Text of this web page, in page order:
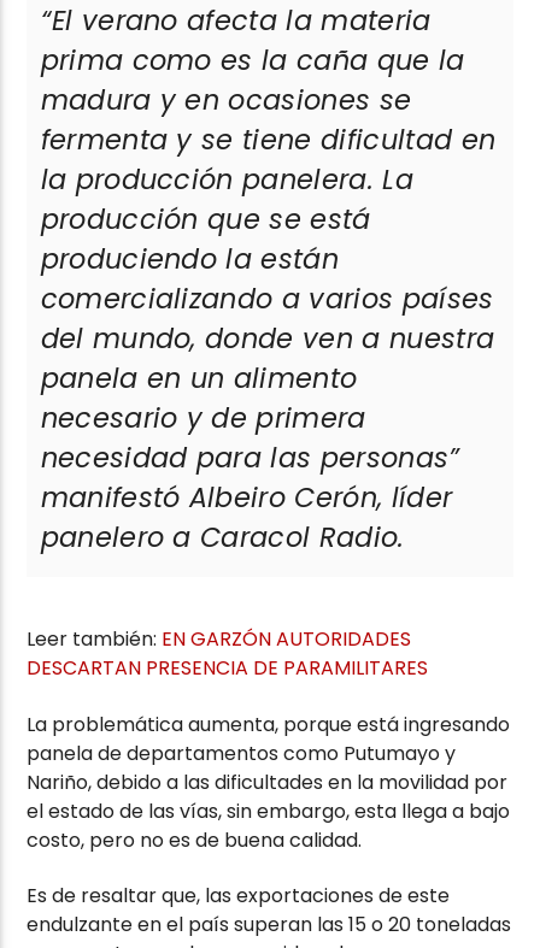
“El verano afecta la materia
prima como es la caña que la
madura y en ocasiones se
fermenta y se tiene dificultad en
la producción panelera. La
producción que se está
produciendo la están
comercializando a varios países
del mundo, donde ven a nuestra
panela en un alimento
necesario y de primera
necesidad para las personas”
manifestó Albeiro Cerón, líder
panelero a Caracol Radio.
Leer también: EN GARZÓN AUTORIDADES
DESCARTAN PRESENCIA DE PARAMILITARES
La problemática aumenta, porque está ingresando
panela de departamentos como Putumayo y
Nariño, debido a las dificultades en la movilidad por
el estado de las vías, sin embargo, esta llega a bajo
costo, pero no es de buena calidad.
Es de resaltar que, las exportaciones de este
endulzante en el país superan las 15 o 20 toneladas